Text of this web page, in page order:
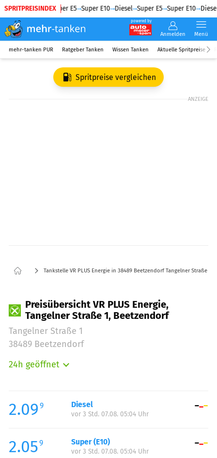
SPRITPREISINDEX
Diesel Super E5 Super E10 Diesel Super E5 Super E10 Diesel
powered by
Anmelden Menü
mehr-tanken PUR Ratgeber Tanken Wissen Tanken Aktuelle Spritpreise
Spritpreise vergleichen
ANZEIGE
Tankstelle VR PLUS Energie in 38489 Beetzendorf Tangelner Straße 1
Preisübersicht VR PLUS Energie,
Tangelner Straße 1, Beetzendorf
Tangelner Straße 1
38489 Beetzendorf
24h geöffnet
Mittwoch:
00:00-24:00
Donnerstag:
Samstag:
00:00-24:00
Sonntag:
2.09 9 Diesel
vor 3 Std. 07.08. 05:04 Uhr
2.059 Super (E10)
vor 3 Std. 07.08. 05:04 Uhr